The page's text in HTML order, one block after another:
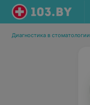
Диагностика в стоматологии